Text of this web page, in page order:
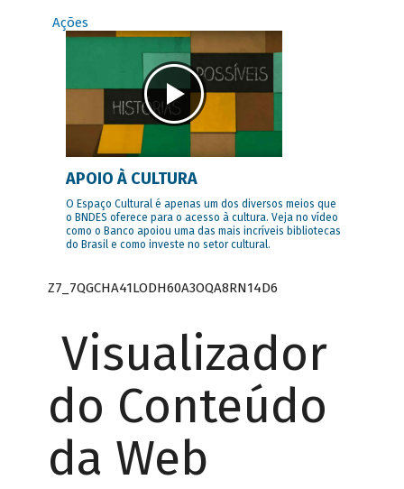
Ações
APOIO À CULTURA
O Espaço Cultural é apenas um dos diversos meios que
o BNDES oferece para o acesso à cultura. Veja no vídeo
como o Banco apoiou uma das mais incríveis bibliotecas
do Brasil e como investe no setor cultural.
Z7_7QGCHA41LODH60A3OQA8RN14D6
Visualizador
do Conteúdo
da Web